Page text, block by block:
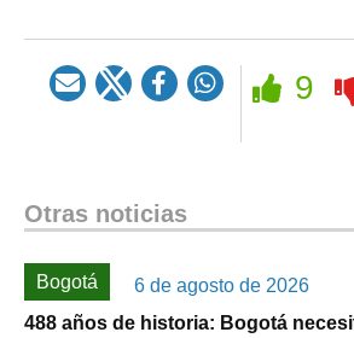
9
Otras noticias
Bogotá
6 de agosto de 2026
488 años de historia: Bogotá